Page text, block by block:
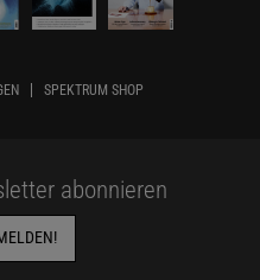
SPEKTRUM SHOP
abonnieren